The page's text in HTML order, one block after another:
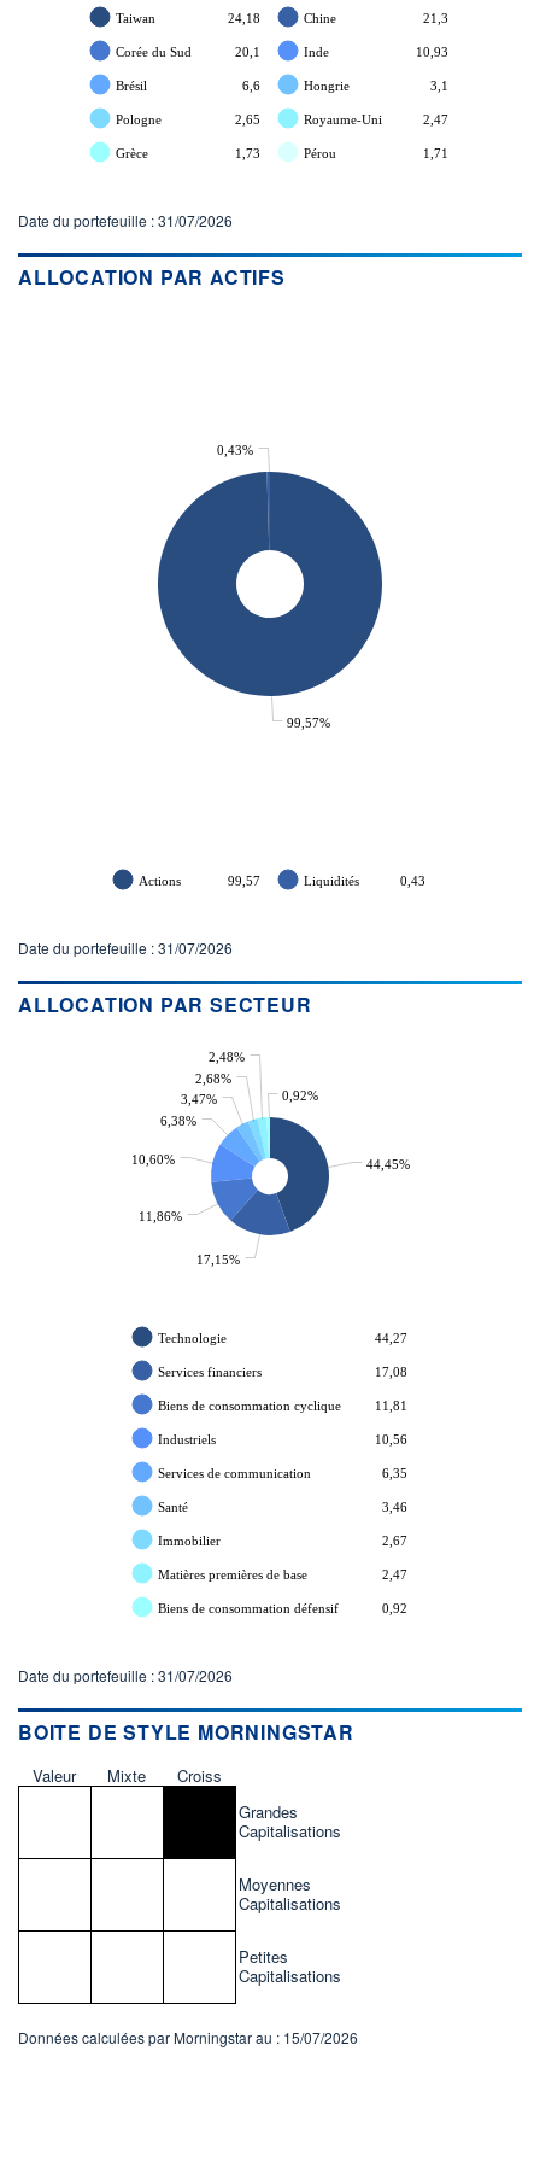
Taiwan 24,18 Chine 21,3
Corée du Sud 20,1 Inde 10,93
Brésil 6,6 Hongrie 3,1
Pologne 2,65 Royaume-Uni 2,47
Grèce 1,73 Pérou 1,71
Date du portefeuille : 31/07/2026
ALLOCATION PAR ACTIFS
99,57%
0,43%
Actions 99,57 Liquidités 0,43
Date du portefeuille : 31/07/2026
ALLOCATION PAR SECTEUR
44,45%
17,15%
11,86%
10,60%
6,38%
3,47%
2,68%
2,48%
0,92%
Technologie 44,27
Services financiers 17,08
Biens de consommation cyclique 11,81
Industriels 10,56
Services de communication 6,35
Santé 3,46
Immobilier 2,67
Matières premières de base 2,47
Biens de consommation défensif 0,92
Date du portefeuille : 31/07/2026
BOITE DE STYLE MORNINGSTAR
Valeur Mixte
Croiss
Grandes
Capitalisations
Moyennes
Capitalisations
Petites
Capitalisations
Données calculées par Morningstar au : 15/07/2026